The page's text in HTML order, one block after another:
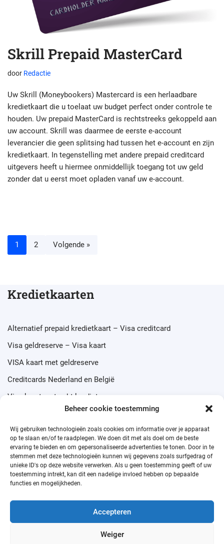
Beheer cookie toestemming
Wij gebruiken technologieën zoals cookies om informatie over je apparaat
op te slaan en/of te raadplegen. We doen dit met als doel om de beste
ervaring te bieden en om gepersonaliseerde advertenties te tonen. Door in te
stemmen met deze technologieën kunnen wij gegevens zoals surfgedrag of
unieke ID's op deze website verwerken. Als u geen toestemming geeft of uw
toestemming intrekt, kan dit een nadelige invloed hebben op bepaalde
functies en mogelijkheden.
Accepteren
Weiger
Skrill Prepaid MasterCard
door Redactie
Uw Skrill (Moneybookers) Mastercard is een herlaadbare
kredietkaart die u toelaat uw budget perfect onder controle te
houden. Uw prepaid MasterCard is rechtstreeks gekoppeld aan
uw account. Skrill was daarmee de eerste e-account
leverancier die geen splitsing had tussen het e-account en zijn
kredietkaart. In tegenstelling met andere prepaid creditcard
uitgevers heeft u hiermee onmiddellijk toegang tot uw geld
zonder dat u eerst moet opladen vanaf uw e-account.
1 2 Volgende »
Kredietkaarten
Alternatief prepaid kredietkaart – Visa creditcard
Visa geldreserve – Visa kaart
VISA kaart met geldreserve
Creditcards Nederland en België
Visa kaart met echt krediet
Prepaid credit cards
Visa Prepaid Card
Kan iedereen een kredietkaart aanvragen?
Debit card van Mastercard